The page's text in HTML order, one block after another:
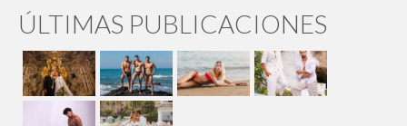
ÚLTIMAS PUBLICACIONES